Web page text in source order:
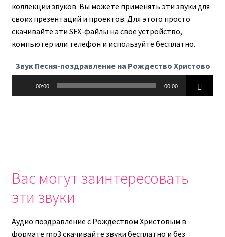
коллекции звуков. Вы можете применять эти звуки для
своих презентаций и проектов. Для этого просто
скачивайте эти SFX-файлы на своё устройство,
компьютер или телефон и используйте бесплатно.
Звук Песня-поздравление на Рождество Христово
00:00 00:00
Вас могут заинтересовать
эти звуки
Аудио поздравление с Рождеством Христовым в
формате mp3 скачивайте звуки бесплатно и без